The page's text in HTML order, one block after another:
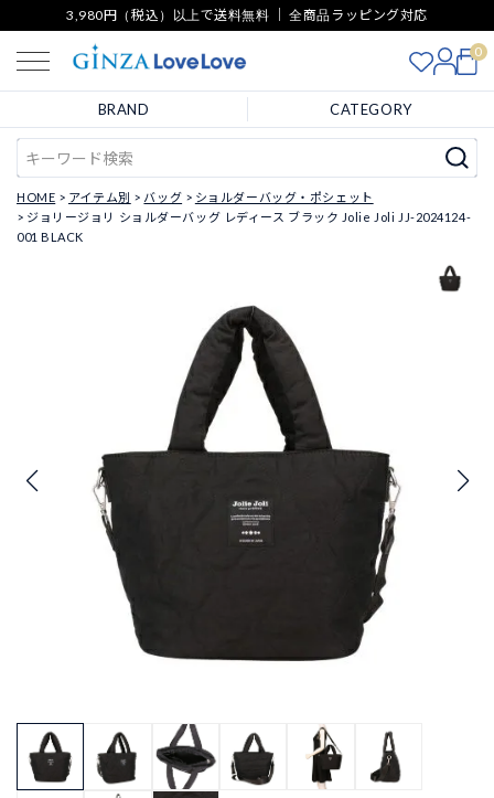
3,980円（税込）以上で送料無料 ｜ 全商品ラッピング対応
0
BRAND CATEGORY
HOME アイテム別 バッグ
ショルダーバッグ・ポシェット
ジョリージョリ ショルダーバッグ レディース ブラック Jolie Joli JJ-2024124-
001 BLACK